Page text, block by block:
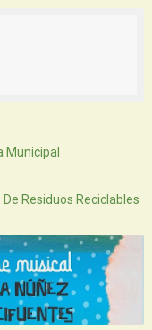
Municipal
Residuos Reciclables